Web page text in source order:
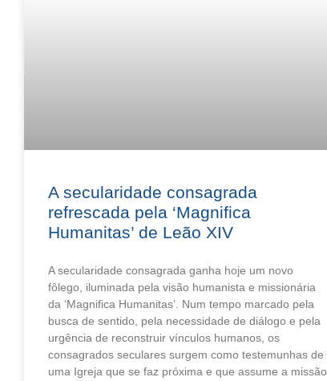
A secularidade consagrada
refrescada pela ‘Magnifica
Humanitas’ de Leão XIV
A secularidade consagrada ganha hoje um novo
fôlego, iluminada pela visão humanista e missionária
da ‘Magnifica Humanitas’. Num tempo marcado pela
busca de sentido, pela necessidade de diálogo e pela
urgência de reconstruir vínculos humanos, os
consagrados seculares surgem como testemunhas de
uma Igreja que se faz próxima e que assume a missão